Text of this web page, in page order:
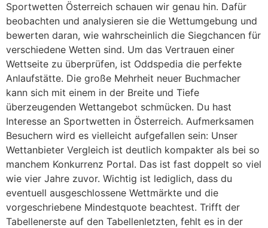
Sportwetten Österreich schauen wir genau hin. Dafür
beobachten und analysieren sie die Wettumgebung und
bewerten daran, wie wahrscheinlich die Siegchancen für
verschiedene Wetten sind. Um das Vertrauen einer
Wettseite zu überprüfen, ist Oddspedia die perfekte
Anlaufstätte. Die große Mehrheit neuer Buchmacher
kann sich mit einem in der Breite und Tiefe
überzeugenden Wettangebot schmücken. Du hast
Interesse an Sportwetten in Österreich. Aufmerksamen
Besuchern wird es vielleicht aufgefallen sein: Unser
Wettanbieter Vergleich ist deutlich kompakter als bei so
manchem Konkurrenz Portal. Das ist fast doppelt so viel
wie vier Jahre zuvor. Wichtig ist lediglich, dass du
eventuell ausgeschlossene Wettmärkte und die
vorgeschriebene Mindestquote beachtest. Trifft der
Tabellenerste auf den Tabellenletzten, fehlt es in der